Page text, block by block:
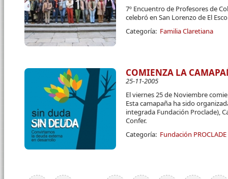
7º Encuentro de Profesores de
celebró en San Lorenzo de El
Categoría: Familia Claretiana
COMIENZA LA
25-11-2005
El viernes 25 de Noviembre
Esta camapaña ha sido
integrada Fundación Proclade),
Confer.
Categoría: Fundación PROCLADE